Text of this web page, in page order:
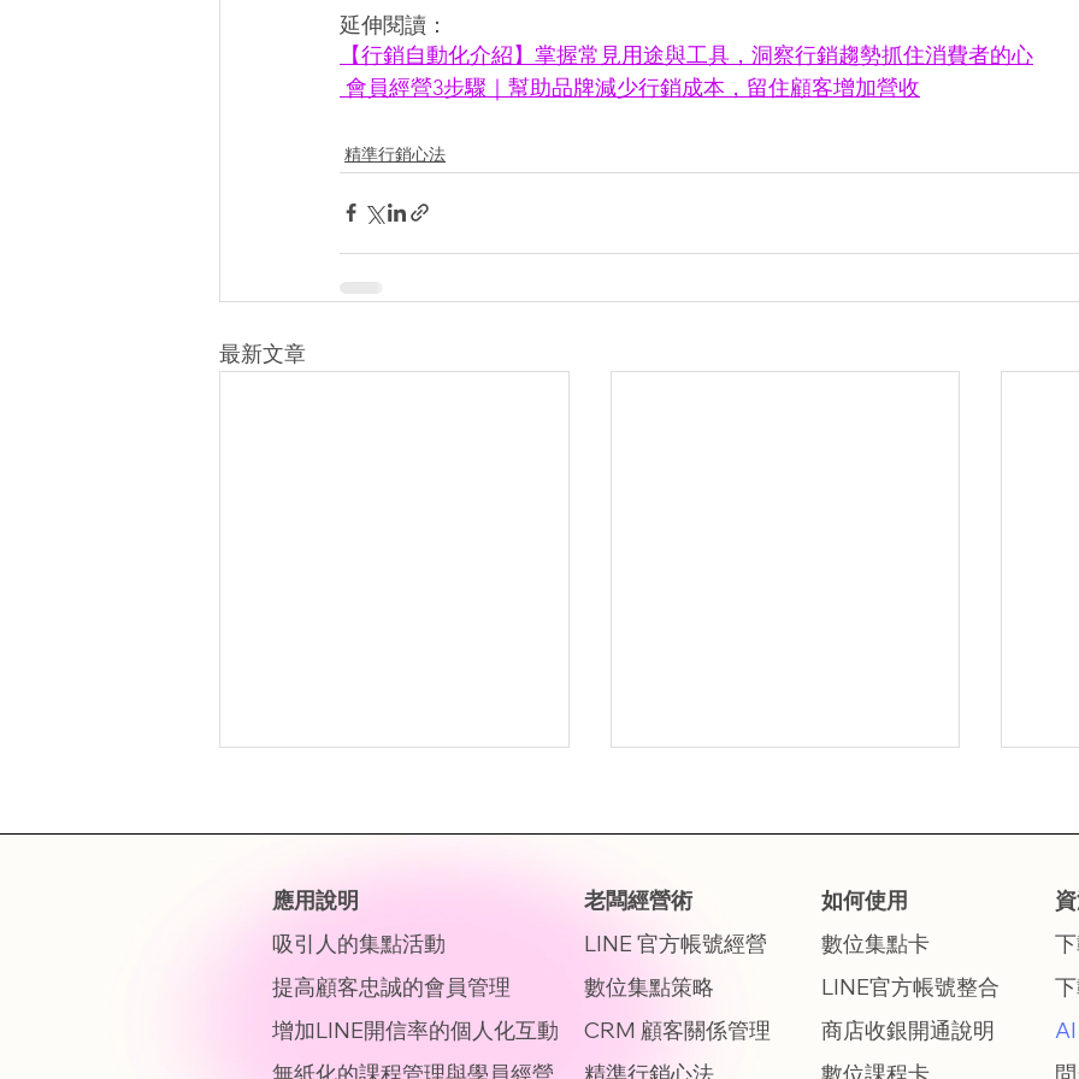
延伸閱讀：
【行銷自動化介紹】掌握常見用途與工具，洞察行銷趨勢抓住消費者的心
會員經營3步驟｜幫助品牌減少行銷成本，留住顧客增加營收
精準行銷心法
最新文章
點數到期日怎麼設定？用會員
點數到期機制，提升顧客回流
與點數管理效率
開了線上商城就能賺更多？
2026 年小商家 O2O 成功關
鍵：不是導流，而是經營
搶
麼
​應用說明
吸引人的集點活動
提高顧客忠誠的會員管理
增加LINE開信率的個人化互動
老闆經營術
LINE 官方帳號經營
數位集點策略
CRM 顧客關係管理
如何使用
數位集點卡
LINE官方帳號整合
商店收銀開通說明